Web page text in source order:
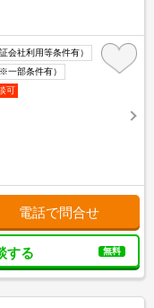
会社利用等条件有）
一部条件有）
可
電話で問合せ
する 無料